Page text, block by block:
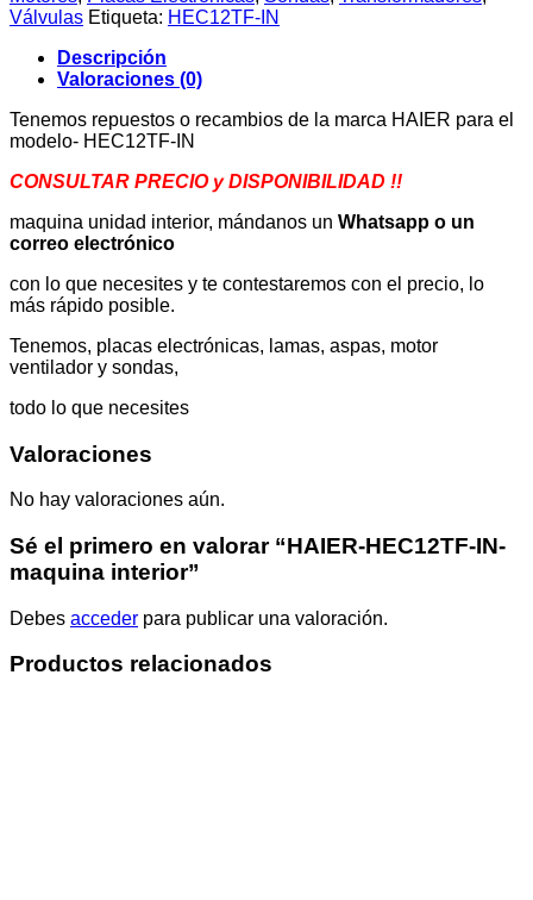
cantidad
Válvulas Etiqueta: HEC12TF-IN
Descripción
Valoraciones (0)
Tenemos repuestos o recambios de la marca HAIER para el
modelo- HEC12TF-IN
CONSULTAR PRECIO y DISPONIBILIDAD !!
maquina unidad interior, mándanos un Whatsapp o un
correo electrónico
con lo que necesites y te contestaremos con el precio, lo
más rápido posible.
Tenemos, placas electrónicas, lamas, aspas, motor
ventilador y sondas,
todo lo que necesites
Valoraciones
No hay valoraciones aún.
Sé el primero en valorar “HAIER-HEC12TF-IN-
maquina interior”
Debes acceder para publicar una valoración.
Productos relacionados